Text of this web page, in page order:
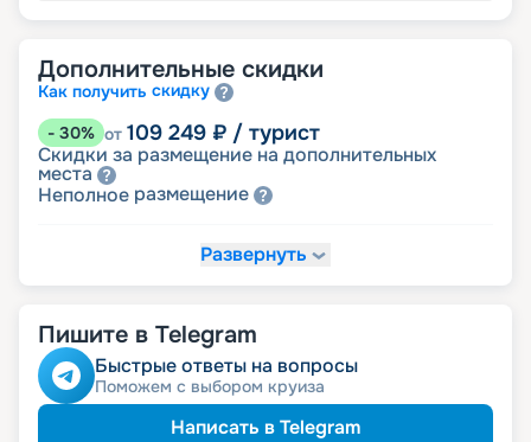
Дополнительные скидки
Как получить скидку
- 30% от 109 249 ₽ / турист
Скидки за размещение на дополнительных
места
Неполное размещение
₽ / турист
-10% от 140 463 ₽/ турист
Скидкапенсионерам
Скидка сотрудникам силовыхведомств
Скидкаветеранам
Скидка многодетнымсемьям
Развернуть
Пишите в Telegram
Быстрые ответы на вопросы
Поможем с выбором круиза
Написать в Telegram